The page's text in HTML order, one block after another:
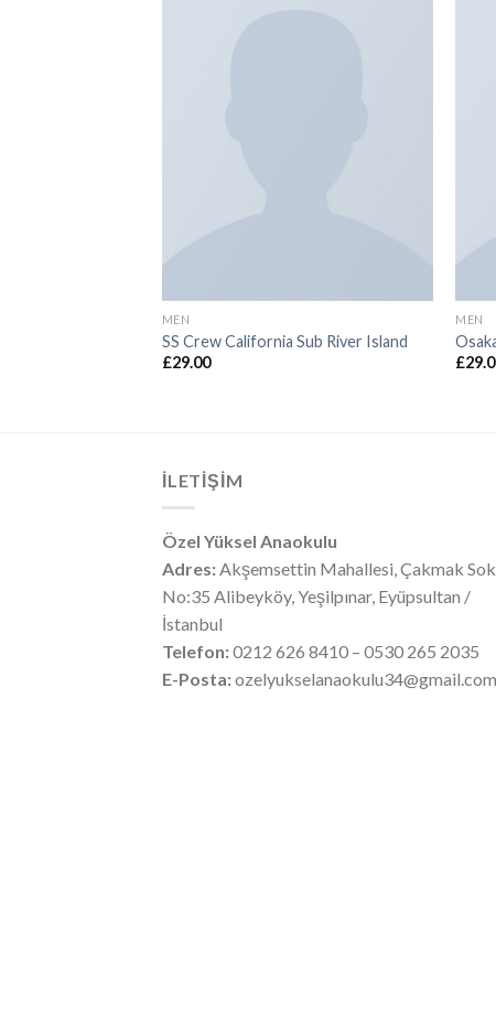
MEN
SS Crew California Sub River Island
£29.00
MEN
£
İLETIŞIM
Özel Yüksel Anaokulu
Adres:Akşemsettin Mahallesi, Çakmak
No:35 Alibeyköy, Yeşilpınar, Eyüpsultan /
İstanbul
Telefon:0212 626 8410 – 0530 265 2035
E-Posta:ozelyukselanaokulu34@gmail.com